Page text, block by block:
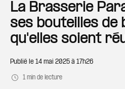
La Brasserie
ses bouteilles de
qu'elles soient
Publié le 14 mai 2025 à 17h26
1 min de lecture